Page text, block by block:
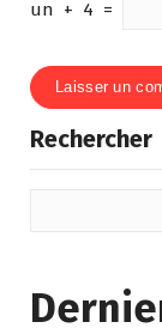
un + 4 =
Rechercher